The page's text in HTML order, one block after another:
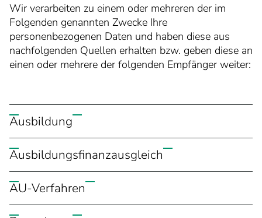
Wir verarbeiten zu einem oder mehreren der im
Folgenden genannten Zwecke Ihre
personenbezogenen Daten und haben diese aus
nachfolgenden Quellen erhalten bzw. geben diese an
einen oder mehrere der folgenden Empfänger weiter:
Ausbildung
Zweck:
Überwachung der Lehrlingsausbildung, Führung
der Lehrlingsrolle, Gesellen- und
Zwischenprüfung, überbetriebliche Unterweisung,
Ausbildungsfinanzausgleich
Zweck:
Abrechnungsverfahren für die Zuschüsse
AU-Verfahren
Zweck: